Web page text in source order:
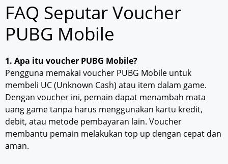
FAQ Seputar Voucher
PUBG Mobile
1. Apa itu voucher PUBG Mobile?
Pengguna memakai voucher PUBG Mobile untuk
membeli UC (Unknown Cash) atau item dalam game.
Dengan voucher ini, pemain dapat menambah mata
uang game tanpa harus menggunakan kartu kredit,
debit, atau metode pembayaran lain. Voucher
membantu pemain melakukan top up dengan cepat dan
aman.